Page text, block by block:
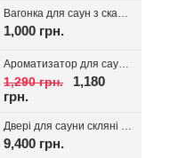
1,000 грн.
Ароматизатор для сауни Spitzner SAUNAMED 190мл.
1,290 грн.
1,180
грн.
Двері для сауни скляні VALTE Бронза 700*1900
9,400 грн.